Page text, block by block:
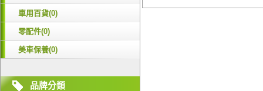
車用百貨(0)
零配件(0)
美車保養(0)
品牌分類